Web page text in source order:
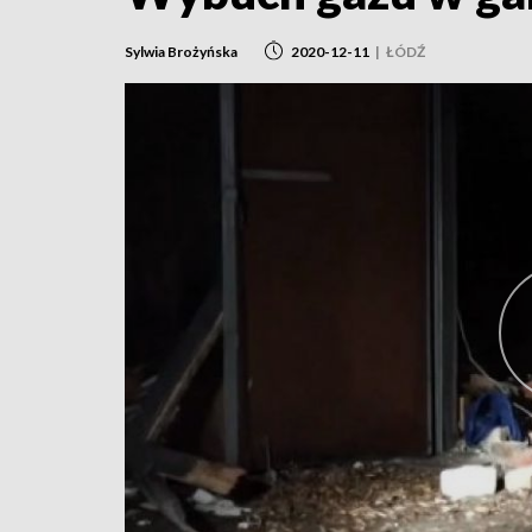
Sylwia Brożyńska 2020-12-11 | ŁÓDŹ